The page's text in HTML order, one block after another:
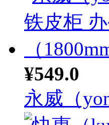
¥549.0
永威（